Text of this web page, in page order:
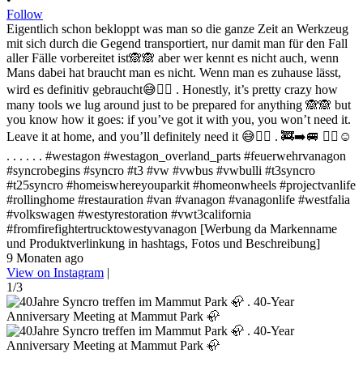
Follow
Eigentlich schon bekloppt was man so die ganze Zeit an Werkzeug
mit sich durch die Gegend transportiert, nur damit man für den Fall
aller Fälle vorbereitet ist🙈🙈 aber wer kennt es nicht auch, wenn
Mans dabei hat braucht man es nicht. Wenn man es zuhause lässt,
wird es definitiv gebraucht😅✌🏻 . Honestly, it’s pretty crazy how
many tools we lug around just to be prepared for anything 🙈🙈 but
you know how it goes: if you’ve got it with you, you won’t need it.
Leave it at home, and you’ll definitely need it 😅✌🏻 . 🚒➡️🚐 ✌🏻☺️
. . . . . . #westagon #westagon_overland_parts #feuerwehrvanagon
#syncrobegins #syncro #t3 #vw #vwbus #vwbulli #t3syncro
#t25syncro #homeiswhereyouparkit #homeonwheels #projectvanlife
#rollinghome #restauration #van #vanagon #vanagonlife #westfalia
#volkswagen #westyrestoration #vwt3california
#fromfirefightertrucktowestyvanagon [Werbung da Markenname
und Produktverlinkung in hashtags, Fotos und Beschreibung]
9 Monaten ago
View on Instagram |
1/3